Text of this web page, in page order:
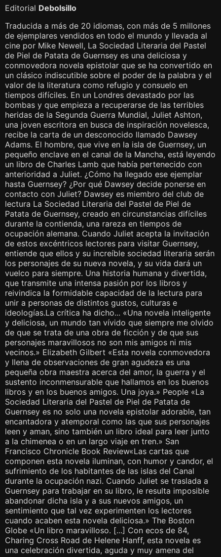
Editorial Debolsillo
Traducida a más de 20 idiomas, con más de 5 millones
de ejemplares vendidos en todo el mundo y llevada al
cine por Mike Newell, La Sociedad Literaria del Pastel
de Piel de Patata de Guernsey es una deliciosa y
conmovedora novela epistolar que se ha convertido en
un clásico indiscutible sobre el poder de la palabra y el
valor de la literatura como refugio y consuelo en
tiempos difíciles. En un Londres devastado por las
bombas y que empieza a recuperarse de las terribles
heridas de la Segunda Guerra Mundial, Juliet Ashton,
una joven escritora en busca de inspiración novelesca,
recibe la carta de un desconocido llamado Dawsey
Adams. El hombre, que vive en la isla de Guernsey, un
pequeño enclave en el canal de la Mancha, está leyendo
un libro de Charles Lamb que había pertenecido con
anterioridad a Juliet. ¿Cómo ha llegado ese ejemplar
hasta Guernsey? ¿Por qué Dawsey decide ponerse en
contacto con Juliet? Dawsey es miembro del club de
lectura La Sociedad Literaria del Pastel de Piel de
Patata de Guernsey, creado en circunstancias difíciles
durante la contienda, una rareza en tiempos de
ocupación alemana. Cuando Juliet acepta la invitación
de estos excéntricos lectores para visitar Guernsey,
entiende que ellos y su increíble sociedad literaria serán
los personajes de su nueva novela, y su vida dará un
vuelco para siempre. Una historia humana y divertida,
que transmite una intensa pasión por los libros y
reivindica la formidable capacidad de la lectura para
unir a personas de distintos gustos, culturas e
ideologías.La crítica ha dicho... «Una novela inteligente
y deliciosa, un mundo tan vívido que siempre me olvido
de que se trata de una obra de ficción y de que sus
personajes maravillosos no son mis amigos ni mis
vecinos.» Elizabeth Gilbert «Esta novela conmovedora
y llena de observaciones de gran agudeza es una
pequeña obra maestra acerca del amor, la guerra y el
sustento inconmensurable que hallamos en los buenos
libros y en los buenos amigos. Una joya.» People «La
Sociedad Literaria del Pastel de Piel de Patata de
Guernsey es no solo una novela epistolar adorable, tan
encantadora y atemporal como las que sus personajes
leen y aman, sino también un libro ideal para leer junto
a la chimenea o en un largo viaje en tren.» San
Francisco Chronicle Book Review«Las cartas que
componen esta novela iluminan, con humor y candor, el
sufrimiento de los habitantes de las islas del Canal
durante la ocupación nazi. Cuando Juliet se traslada a
Guernsey para trabajar en su libro, le resulta imposible
abandonar dicha isla y a sus nuevos amigos, un
sentimiento que tal vez experimenten los lectores
cuando acaben esta novela deliciosa.» The Boston
Globe «Un libro maravilloso. [...] Con ecos de 84,
Charing Cross Road de Helene Hanff, esta novela es
una celebración divertida, aguda y muy amena del